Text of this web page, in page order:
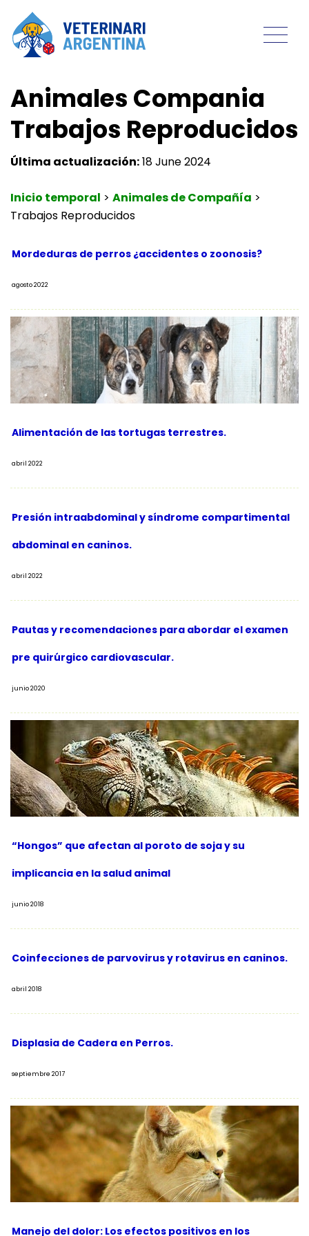
Animales Compania
Trabajos Reproducidos
Última actualización:18 June 2024
Inicio temporal > Animales de Compañía >
Trabajos Reproducidos
Mordeduras de perros ¿accidentes o zoonosis?
agosto 2022
Alimentación de las tortugas terrestres.
abril 2022
Presión intraabdominal y síndrome compartimental
abdominal en caninos.
abril 2022
Pautas y recomendaciones para abordar el examen
pre quirúrgico cardiovascular.
junio 2020
“Hongos” que afectan al poroto de soja y su
implicancia en la salud animal
junio 2018
Coinfecciones de parvovirus y rotavirus en caninos.
abril 2018
Displasia de Cadera en Perros.
septiembre 2017
Manejo del dolor: Los efectos positivos en los